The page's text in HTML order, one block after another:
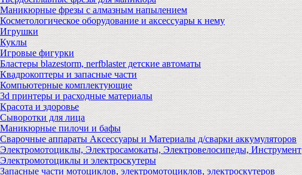
Маникюрные фрезы с алмазным напылением
Косметологическое оборудование и аксессуары к нему
Игрушки
Куклы
Игровые фигурки
Бластеры blazestorm, nerfblaster детские автоматы
Квадрокоптеры и запасные части
Компьютерные комплектующие
3d принтеры и расходные материалы
Красота и здоровье
Сыворотки для лица
Маникюрные пилочи и бафы
Сварочные аппараты Аксессуары и Материалы д/сварки аккумуляторов
Электромотоциклы, Электросамокаты, Электровелосипеды, Инструмент
Электромотоциклы и электроскутеры
Запасные части мотоциклов, электромотоциклов, электроскутеров